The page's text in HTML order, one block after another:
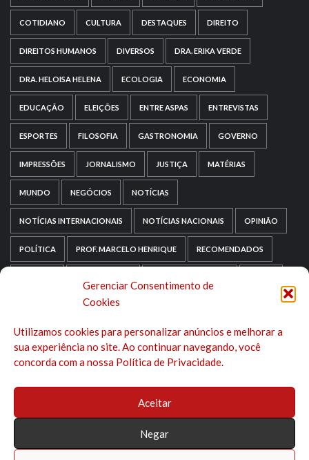
Gerenciar Consentimento de
Cookies
Utilizamos cookies para personalizar anúncios e melhorar a
sua experiência no site. Ao continuar navegando, você
concorda com a nossa Política de Privacidade.
Aceitar
Negar
COTIDIANO CULTURA DESTAQUES DIREITO
DIREITOS HUMANOS DIVERSOS DRA. ERIKA VERDE
DRA. HELOISA HELENA ECOLOGIA ECONOMIA
EDUCAÇÃO ELEIÇÕES ENTRE ASPAS ENTREVISTAS
ESPORTES FILOSOFIA GASTRONOMIA GOVERNO
IMPRESSÕES JORNALISMO JUSTIÇA MATÉRIAS
MUNDO NEGÓCIOS NOTÍCIAS
NOTÍCIAS INTERNACIONAIS NOTÍCIAS NACIONAIS OPINIÃO
POLÍTICA PROF. MARCELO HENRIQUE RECOMENDADOS
SEM CATEGORIA
TECNOLOGIA TRIPADVISOR TURISMO
Instagram